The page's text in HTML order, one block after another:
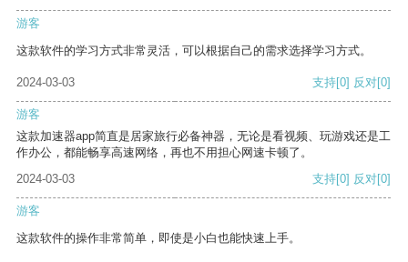
游客
这款软件的学习方式非常灵活，可以根据自己的需求选择学习方式。
2024-03-03 支持[0] 反对[0]
游客
这款加速器app简直是居家旅行必备神器，无论是看视频、玩游戏还是工
作办公，都能畅享高速网络，再也不用担心网速卡顿了。
2024-03-03
支持[0] 反对[0]
游客
这款软件的操作非常简单，即使是小白也能快速上手。